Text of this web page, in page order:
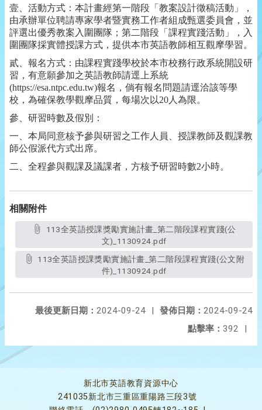
壹、活動方式：本計畫經第一階段「教案設計徵稿活動」，
由承辦單位聘請專家學者暨實務工作者組成甄選委員會，並
評選出優秀教案入圍團隊；第二階段「課程實踐活動」，入
圍團隊採實體授課方式，提供本市英語教師相互觀摩學習。
貳、報名方式：由課程實踐學校於本市校務行政系統開設研
習，有意願參加之英語教師請逕上系統
(https://esa.ntpc.edu.tw)報名，倘有報名問題請逕洽該等學
校，為確保教學觀摩品質，每場次以20人為限。
參、研習時數及假別：
一、本局同意核予參與研習之工作人員、授課教師及觀課教
師公假派代方式出席。
二、全程參與觀課及議課者，方核予研習時數2小時。
相關附件
文)_1130924.pdf
件)_1130924.pdf
發佈日期： 2024-09-24
最後更新日期： 2024-09-24
|
點擊率： 392 |
新北市英語教育資源中心
241035新北市三重區重陽路三段3號